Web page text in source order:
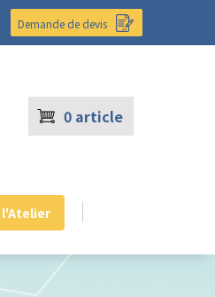
Demande de devis
0 article
l'Atelier